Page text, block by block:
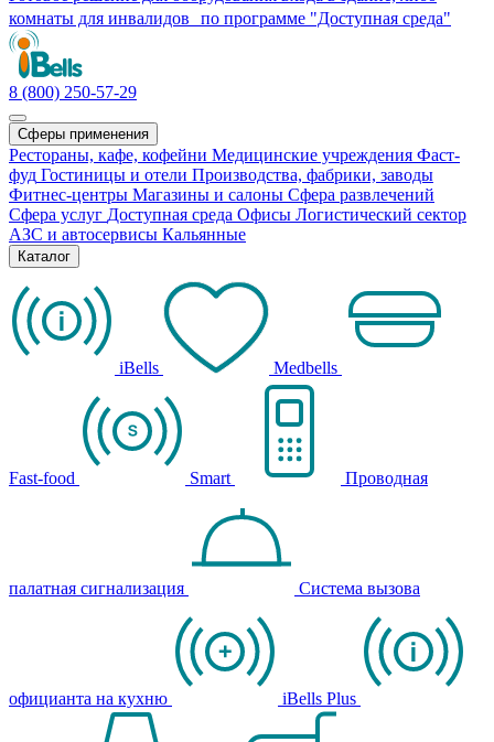
комнаты для инвалидов по программе "Доступная среда"
8 (800) 250-57-29
Сферы применения
Рестораны, кафе, кофейни Медицинские учреждения Фаст-
фуд Гостиницы и отели Производства, фабрики, заводы
Фитнес-центры Магазины и салоны Сфера развлечений
Сфера услуг Доступная среда Офисы Логистический сектор
АЗС и автосервисы Кальянные
Каталог
iBells Medbells
Fast-food Smart Проводная
палатная сигнализация Система вызова
официанта на кухню iBells Plus